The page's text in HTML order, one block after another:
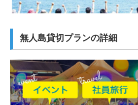
無人島貸切プランの詳細